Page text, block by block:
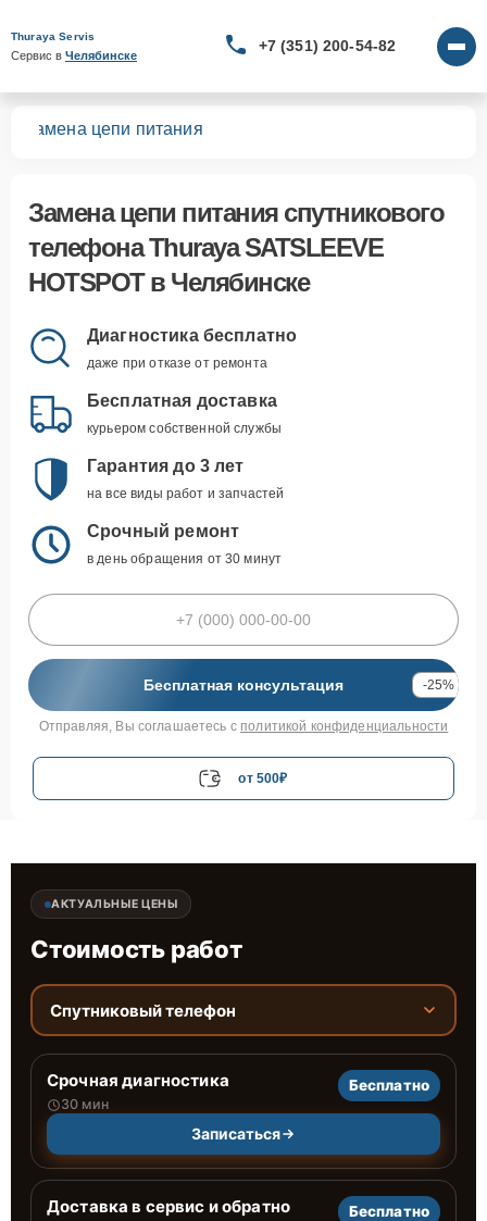
Thuraya Servis
Сервис в Челябинске
+7 (351) 200-54-82
Замена цепи питания
Замена цепи питания спутникового
телефона Thuraya SATSLEEVE
HOTSPOT в Челябинске
Диагностика бесплатно
даже при отказе от ремонта
Бесплатная доставка
курьером собственной службы
Гарантия до 3 лет
на все виды работ и запчастей
Срочный ремонт
в день обращения от 30 минут
Бесплатная консультация -25%
Отправляя, Вы соглашаетесь с политикой конфиденциальности
от 500₽
АКТУАЛЬНЫЕ ЦЕНЫ
Стоимость работ
Спутниковый телефон
Срочная диагностика
30 мин
Бесплатно
Записаться
Доставка в сервис и обратно Бесплатно